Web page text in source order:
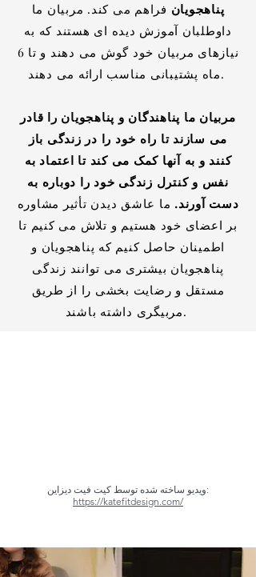
پناهجویان فراهم می کند. مربیان ما
داوطلبان آموزش دیده ای هستند که به
نیازهای مربیان خود گوش می دهند و تا 6
ماه پشتیبانی مناسب ارائه می دهند.
مربیان ما پناهندگان و پناهجویان را قادر
می سازند تا راه خود را در زندگی باز
کنند و به آنها کمک می کند تا اعتماد به
نفس و کنترل زندگی خود را دوباره به
دست آورند. ما عاشق دیدن تأثیر مشاوره
بر اعضای خود هستیم و تلاش می کنیم تا
اطمینان حاصل کنیم که پناهجویان و
پناهجویان بیشتری می توانند زندگی
مستقل و رضایت بخشی را از طریق
مربیگری داشته باشند.
ویدیو ساخته شده توسط کیت فیت دیزاین:
https://katefitdesign.com/